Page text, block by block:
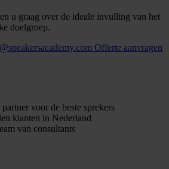
u graag over de ideale invulling van het
doelgroep.
Offerte aanvragen
voor de beste sprekers
klanten in Nederland
van consultants